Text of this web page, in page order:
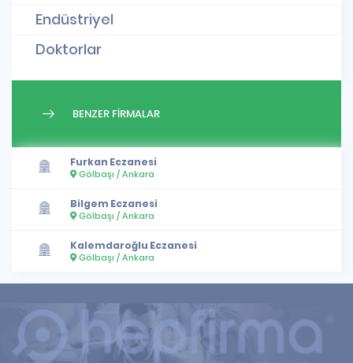
Endüstriyel
Doktorlar
BENZER FİRMALAR
Furkan Eczanesi
Gölbaşı / Ankara
Bilgem Eczanesi
Gölbaşı / Ankara
Kalemdaroğlu Eczanesi
Gölbaşı / Ankara